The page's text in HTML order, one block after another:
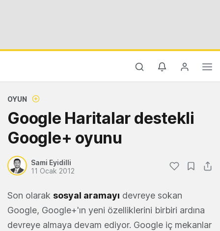
OYUN
Google Haritalar destekli
Google+ oyunu
Sami Eyidilli
11 Ocak 2012
Son olarak sosyal aramayı devreye sokan
Google, Google+'ın yeni özelliklerini birbiri ardına
devreye almaya devam ediyor. Google iç mekanlar